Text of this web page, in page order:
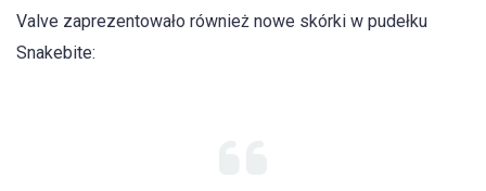
Valve zaprezentowało również nowe skórki w pudełku
Snakebite: